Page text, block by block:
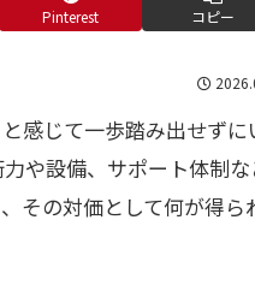
Pinterest コピー
感じて一歩踏み出せずに
や設備、サポート体制な
その対価として何が得ら